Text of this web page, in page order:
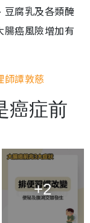
豆腐乳及各類醃
腸癌風險增加有
師譚敦慈
癌症前
+2